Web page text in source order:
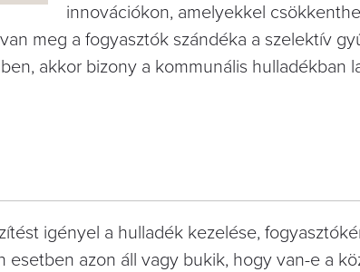
innovációkon, amelyekkel
meg a fogyasztók szándéka a szelektív
akkor bizony a kommunális hulladékban
igényel a hulladék kezelése,
azon áll vagy bukik, hogy van-e a